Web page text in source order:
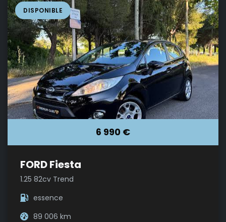
DISPONIBLE
6 990 €
FORD Fiesta
1.25 82cv Trend
essence
89 006 km